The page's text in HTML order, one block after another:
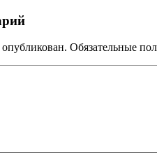
Обязательные